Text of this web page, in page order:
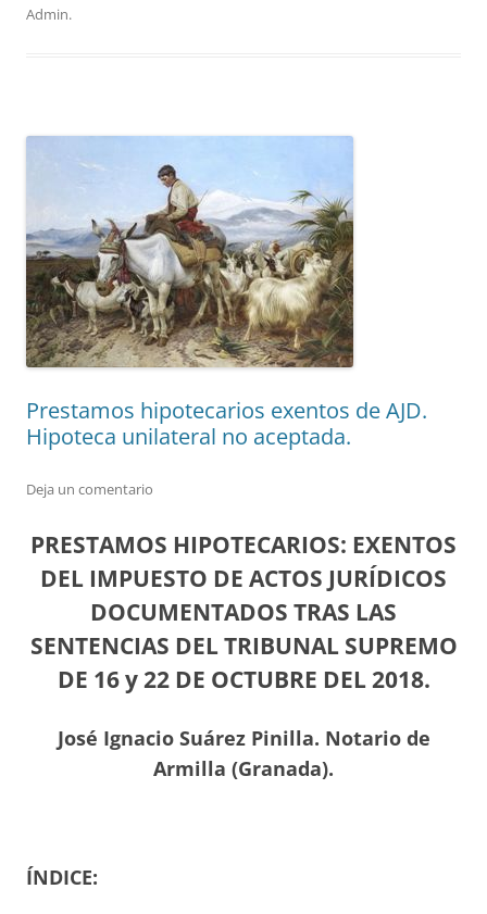
Admin.
Prestamos hipotecarios exentos de AJD.
Hipoteca unilateral no aceptada.
Deja un comentario
PRESTAMOS HIPOTECARIOS: EXENTOS
DEL IMPUESTO DE ACTOS JURÍDICOS
DOCUMENTADOS TRAS LAS
SENTENCIAS DEL TRIBUNAL SUPREMO
DE 16 y 22 DE OCTUBRE DEL 2018.
José Ignacio Suárez Pinilla. Notario de
Armilla (Granada).
ÍNDICE: